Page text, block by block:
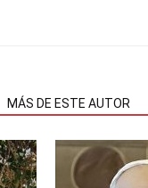
MÁS DE ESTE AUTOR